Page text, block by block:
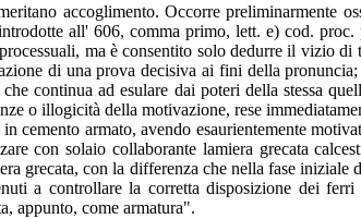
accoglimento. Occorre preliminarmente
all' 606, comma primo, lett. e) cod.
ma è consentito solo dedurre il vizio
di una prova decisiva ai fini della
continua ad esulare dai poteri della stessa
o illogicità della motivazione, rese
cemento armato, avendo esaurientemente
con solaio collaborante lamiera grecata
grecata, con la differenza che nella fase iniziale
a controllare la corretta disposizione dei ferri
appunto, come armatura".